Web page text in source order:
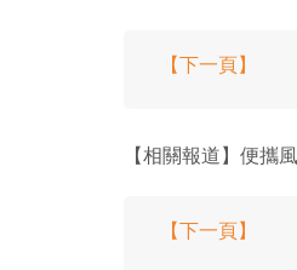
【下一頁】
【相關報道】便攜
【下一頁】